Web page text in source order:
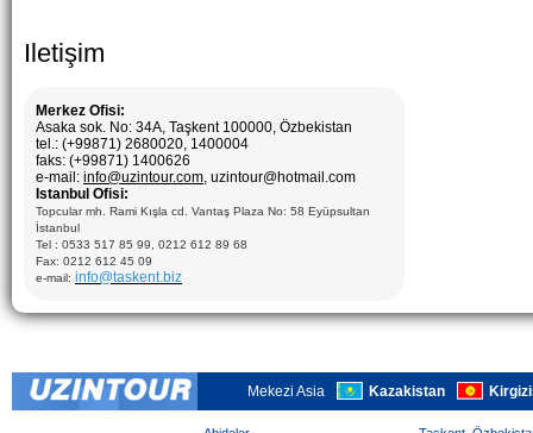
Iletişim
Merkez Ofisi:
Asaka sok. No: 34A, Taşkent 100000, Özbekistan
tel.: (+99871) 2680020, 1400004
faks: (+99871) 1400626
e-mail: info@uzintour.com, uzintour@hotmail.com
Istanbul Ofisi:
Topcular mh. Rami Kışla cd. Vantaş Plaza No: 58 Eyüpsultan
İstanbul
Tel : 0533 517 85 99, 0212 612 89 68
Fax: 0212 612 45 09
e-mail: info@taskent.biz
Mekezi Asia Kazakistan